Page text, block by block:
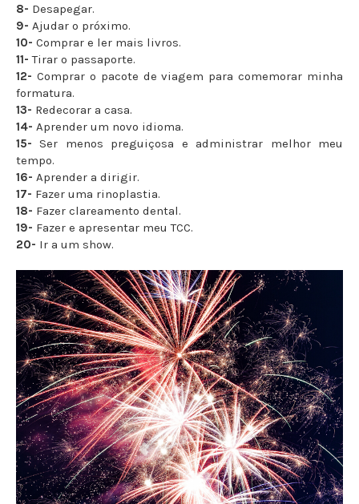
8- Desapegar.
9- Ajudar o próximo.
10- Comprar e ler mais livros.
11-Tirar o passaporte.
12- Comprar o pacote de viagem para comemorar minha
formatura.
13- Redecorar a casa.
14- Aprender um novo idioma.
15- Ser menos preguiçosa e administrar melhor meu
tempo.
16- Aprender a dirigir.
17- Fazer uma rinoplastia.
18- Fazer clareamento dental.
19- Fazer e apresentar meu TCC.
20- Ir a um show.